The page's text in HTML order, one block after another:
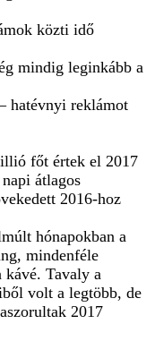
közti idő
mindig leginkább a
hatévnyi reklámot
főt értek el 2017
átlagos
2016-hoz
hónapokban a
mindenféle
kávé. Tavaly a
volt a legtöbb, de
2017